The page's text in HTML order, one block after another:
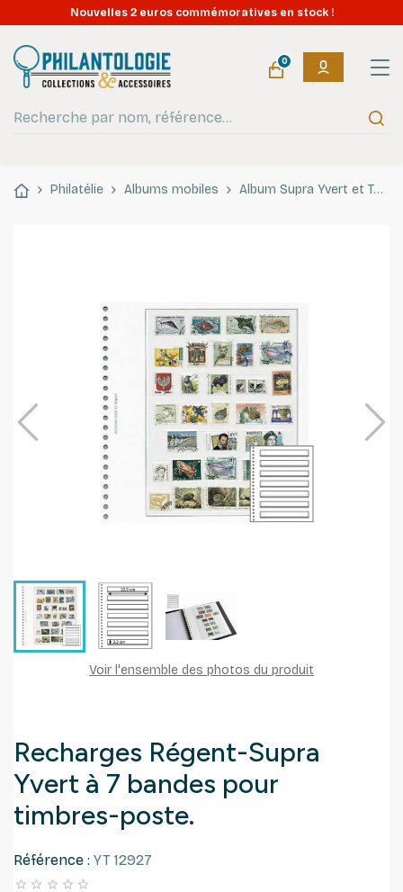
Nouvelles 2 euros commémoratives en stock !
0
Philatélie Albums mobiles Album Supra Yvert et Tellier
Voir l'ensemble des photos du produit
Recharges Régent-Supra
Yvert à 7 bandes pour
timbres-poste.
Référence : YT 12927
    